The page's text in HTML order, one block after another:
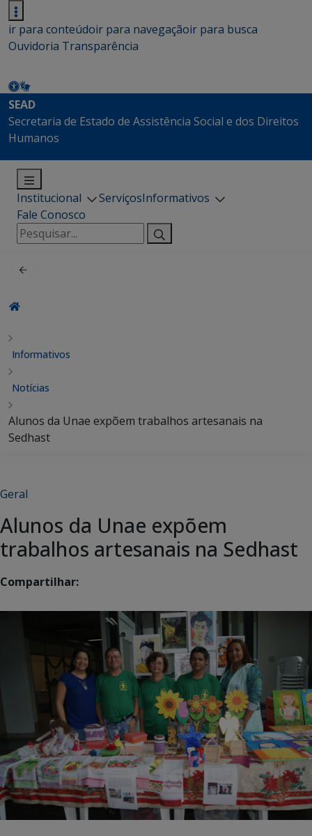
ir para conteúdoir para navegaçãoir para busca
Ouvidoria Transparência
SEAD
Secretaria de Estado de Assistência Social e dos Direitos
Humanos
Institucional ServiçosInformativos
Fale Conosco
Pesquisar
por:
Informativos
Notícias
Alunos da Unae expõem trabalhos artesanais na
Sedhast
Geral
Alunos da Unae expõem
trabalhos artesanais na Sedhast
Compartilhar: